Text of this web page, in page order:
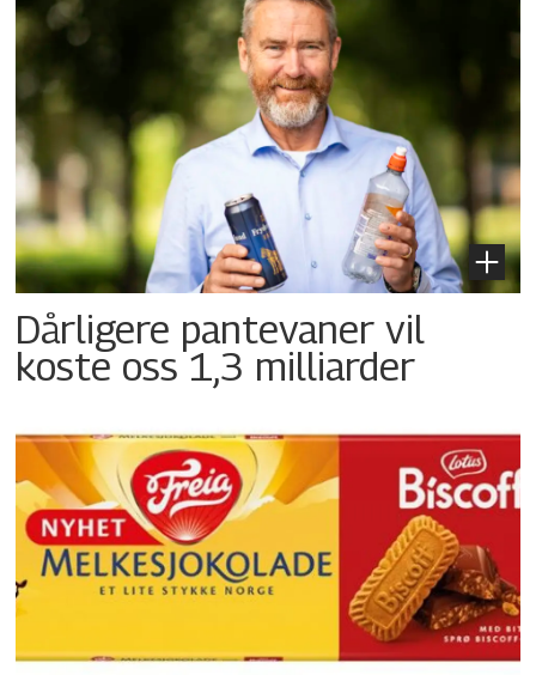
Dårligere pantevaner vil
koste oss 1,3 milliarder